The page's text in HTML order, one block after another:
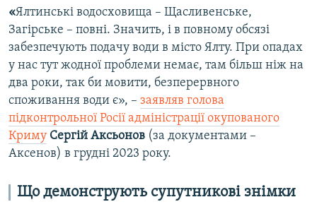
«‎Ялтинські водосховища – Щасливенське,
Загірське – повні. Значить, і в повному обсязі
забезпечують подачу води в місто Ялту. При опадах
у нас тут жодної проблеми немає, там більш ніж на
два роки, так би мовити, безперервного
споживання води є», – заявляв голова
підконтрольної Росії адміністрації окупованого
Криму Сергій Аксьонов (за документами –
Аксенов) в грудні 2023 року.
Що демонструють супутникові знімки